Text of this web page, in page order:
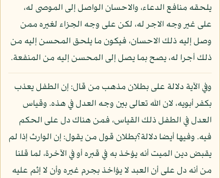
يلحقه منافع الدعاء، والاحسان الواصل إلى الموصى له،
على غير وجه الاجر له، لكن على وجه الجزاء لغيره ممن
وصل إليه ذلك الاحسان، فيكون ما يلحق المحسن إليه من
ذلك أجرا له، يصح بما يصل إلى المحسن إليه من المنفعة.
وفي الآية دلالة على بطلان مذهب من قال: إن الطفل يعذب
بكفر أبويه، لان الله تعالى بين وجه العدل في هذه. وقياس
العدل في الطفل ذلك القياس، فمن هناك دل على الحكم
فيه. وفيها أيضا دلالة؟بطلان قول من يقول: إن الوارث إذا لم
يقبض دين الميت أنه يؤخذ به في قبره أو في الآخرة، لما قلنا
من أنه دل على أن العبد لا يؤاخذ بجرم غيره وأن لا إثم عليه